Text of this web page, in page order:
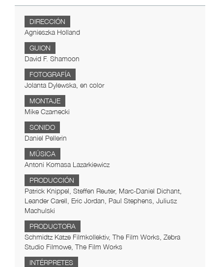
DIRECCIÓN
Agnieszka Holland
GUION
David F. Shamoon
FOTOGRAFÍA
Jolanta Dylewska, en color
MONTAJE
Mike Czarnecki
SONIDO
Daniel Pellerin
MÚSICA
Antoni Komasa Lazarkiewicz
PRODUCCIÓN
Patrick Knippel, Steffen Reuter, Marc-Daniel Dichant,
Leander Carell, Eric Jordan, Paul Stephens, Juliusz
Machulski
PRODUCTORA
Schmidtz Katze Filmkollektiv, The Film Works, Zebra
Studio Filmowe, The Film Works
INTÉRPRETES